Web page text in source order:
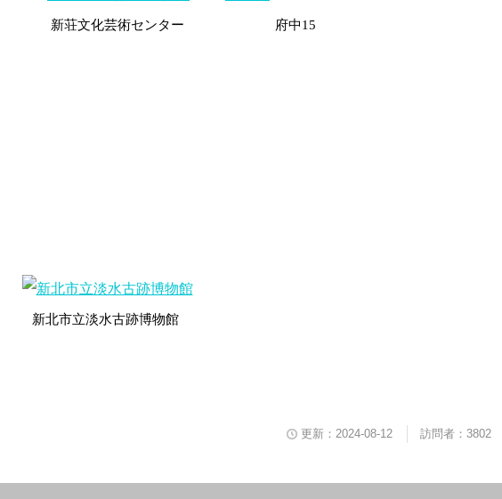
新荘文化芸術センター 府中15
新北市立淡水古跡博物館
更新：2024-08-12 訪問者：3802